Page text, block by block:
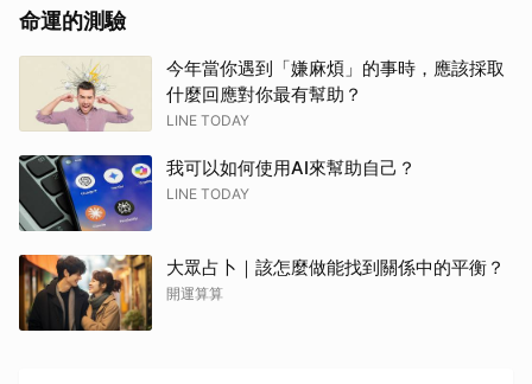
命運的測驗
今年當你遇到「嫌麻煩」的事時，應該採取
什麼回應對你最有幫助？
LINE TODAY
我可以如何使用AI來幫助自己？
LINE TODAY
大眾占卜｜該怎麼做能找到關係中的平衡？
開運算算
取消